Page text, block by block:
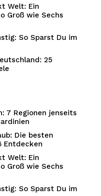
Welt: Ein
Groß wie Sechs
So Sparst Du im
25
7 Regionen jenseits
Die besten
Entdecken
Welt: Ein
Groß wie Sechs
So Sparst Du im